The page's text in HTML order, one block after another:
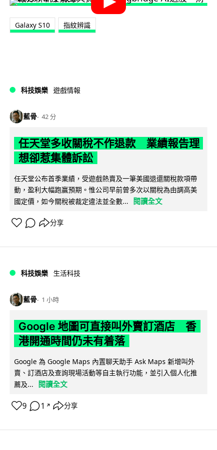
Galaxy S10 指紋辨識
科技娛樂 遊戲情報
藍骨 42 分
任天堂多收關稅不作退款 業績報告理
想卻惹集體訴訟
任天堂公布首季業績，受遊戲熱賣及一筆美國退還關稅款項帶
動，盈利大幅跑贏預期。惟公司早前曾多次以關稅為由調高美
國定價，如今關稅被裁定違法並全數...
閱讀全文
分享
科技娛樂 生活科技
藍骨 1 小時
Google 地圖可直接叫外賣訂酒店 香
港開通時間仍未有着落
Google 為 Google Maps 內置聊天助手 Ask Maps 新增叫外
賣、訂酒店及查詢現場活動等自主執行功能，並引入個人化推
薦及...
閱讀全文
9 1 ↗ 分享